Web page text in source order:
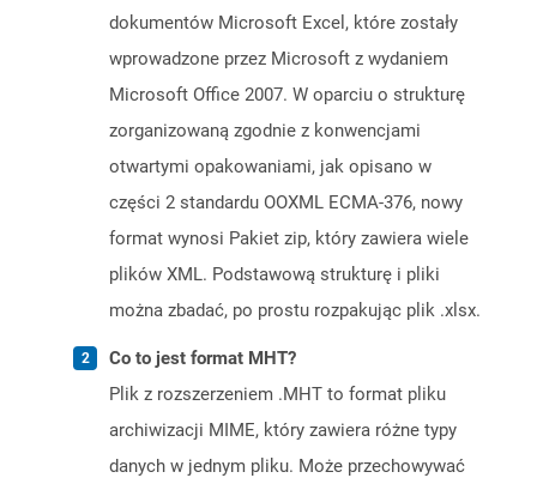
dokumentów Microsoft Excel, które zostały
wprowadzone przez Microsoft z wydaniem
Microsoft Office 2007. W oparciu o strukturę
zorganizowaną zgodnie z konwencjami
otwartymi opakowaniami, jak opisano w
części 2 standardu OOXML ECMA-376, nowy
format wynosi Pakiet zip, który zawiera wiele
plików XML. Podstawową strukturę i pliki
można zbadać, po prostu rozpakując plik .xlsx.
Co to jest format MHT?
Plik z rozszerzeniem .MHT to format pliku
archiwizacji MIME, który zawiera różne typy
danych w jednym pliku. Może przechowywać